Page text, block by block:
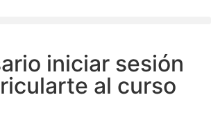
iniciar sesión
al curso